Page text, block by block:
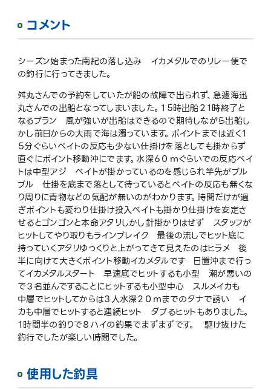
コメント
シーズン始まった南紀の落し込み イカメタルでのリレー便で
の釣行に行ってきました。
舛丸さんでの予約をしていたが船の故障で出られず、急遽海迅
丸さんでの出船となってしまいました。１５時出船２１時終了と
なるプラン 風が強いが出船はできるので期待しながら出船し
かし前日からの大雨で海は濁っています。ポイントまでは近く１
５分ぐらいベイトの反応も少ない仕掛けを落としても掛からず
直ぐにポイント移動沖にでます。水深６０ｍぐらいでの反応ベイ
トは中型アジ ベイトが掛かっているのを感じられ竿先がブル
ブル 仕掛を底まで落として待っているとベイトの反応も無くな
り周りに青物などの気配が無いのがわかります。時間だけが過
ぎポイントも変わり仕掛け投入ベイトも掛かり仕掛けを安定さ
せるとゴンゴンと本命アタリしかし針掛かりはせず スタッフが
ヒットしてやり取りもラインブレイク 最後の流しでヒット底に
持っていくアタリゆっくりと上がってきて見えたのはヒラメ 後
半に向けて大きくポイント移動イカメタルです 日置沖まで行っ
てイカメタルスタート 早速底でヒットするも小型 潮が悪いの
で３名並んですることにヒットするも小型中心 スルメイカも
中層でヒットしてからは３人水深２０ｍまでのタナで誘い イ
カも中層でヒットすると連続ヒット ダブるヒットもありました。
１時間半の釣りで８ハイの釣果でまずまずです。 駆け抜けた
釣行でしたが楽しい時間でした。
使用した釣具